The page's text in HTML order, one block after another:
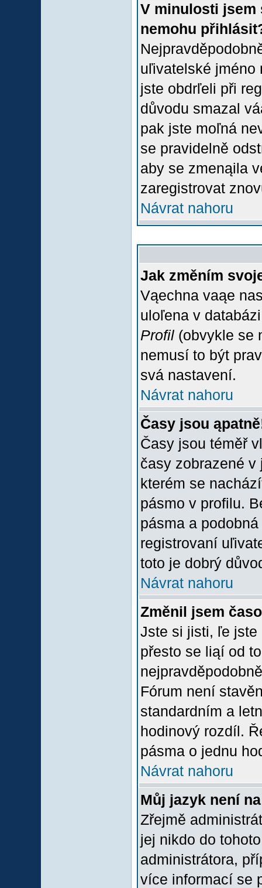
V minulosti jsem
nemohu
uľivatelské jméno
jste obdrľeli při
důvodu smazal
pak jste moľná
se pravidelně
aby se zmenąila
zaregistrovat
Návrat nahoru
Jak změním
Vąechna vaąe
uloľena v
Profil (obvykle se
nemusí to být
svá nastavení.
Návrat nahoru
Časy jsou
Časy jsou téměř
časy zobrazené
kterém se
pásmo v profilu.
pásma a
registrovaní
toto je dobrý
Návrat nahoru
Změnil jsem
Jste si jisti, ľe jste
přesto se liąí od
Fórum není
standardním a
hodinový rozdíl.
pásma o jednu
Návrat nahoru
Můj jazyk není
Zřejmě
jej nikdo do
administrátora,
více informací se